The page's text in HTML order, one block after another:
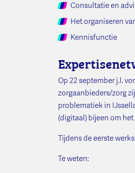
Consultatie en
Het organiseren
Kennisfunctie
Op 22 september j.l.
zorgaanbieders/zorg
problematiek in
(digitaal) bijeen om
Tijdens de eerste
Te weten: